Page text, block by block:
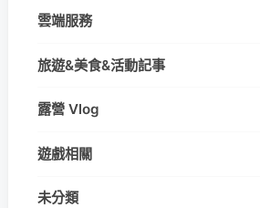
雲端服務
旅遊&美食&活動記事
露營 Vlog
遊戲相關
未分類